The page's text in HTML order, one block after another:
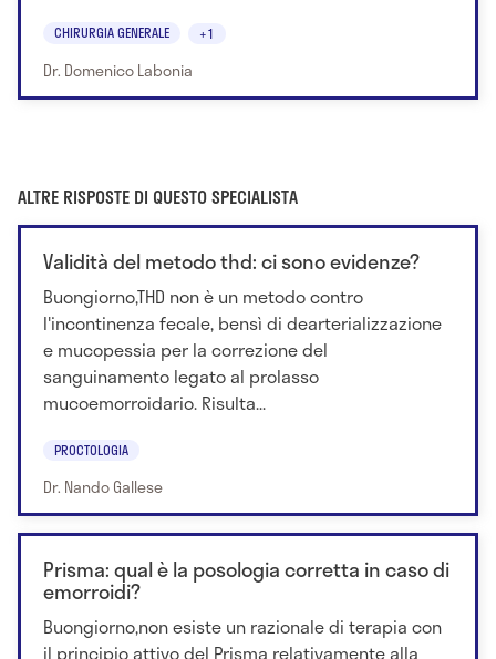
CHIRURGIA GENERALE +1
Dr. Domenico Labonia
ALTRE RISPOSTE DI QUESTO SPECIALISTA
Validità del metodo thd: ci sono evidenze?
Buongiorno,THD non è un metodo contro
l'incontinenza fecale, bensì di dearterializzazione
e mucopessia per la correzione del
sanguinamento legato al prolasso
mucoemorroidario. Risulta...
PROCTOLOGIA
Dr. Nando Gallese
Prisma: qual è la posologia corretta in caso di
emorroidi?
Buongiorno,non esiste un razionale di terapia con
il principio attivo del Prisma relativamente alla